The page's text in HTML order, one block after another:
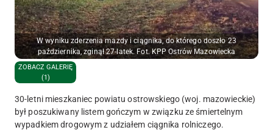
W wyniku zderzenia mazdy i ciągnika, do którego doszło 23
października, zginął 27-latek. Fot. KPP Ostrów Mazowiecka
ZOBACZ GALERIĘ
(1)
30-letni mieszkaniec powiatu ostrowskiego (woj. mazowieckie)
był poszukiwany listem gończym w związku ze śmiertelnym
wypadkiem drogowym z udziałem ciągnika rolniczego.